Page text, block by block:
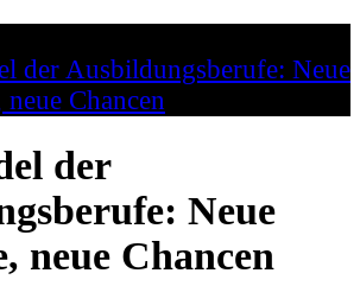
der Ausbildungsberufe: Neue
Chancen
der
Neue
neue Chancen